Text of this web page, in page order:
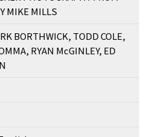
MIKE MILLS
BORTHWICK, TODD COLE,
RYAN McGINLEY, ED